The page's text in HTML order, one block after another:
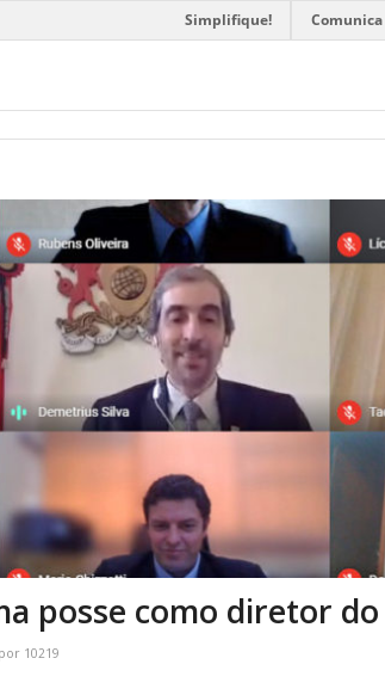
Simplifique! Comunica
posse como diretor do
por 10219